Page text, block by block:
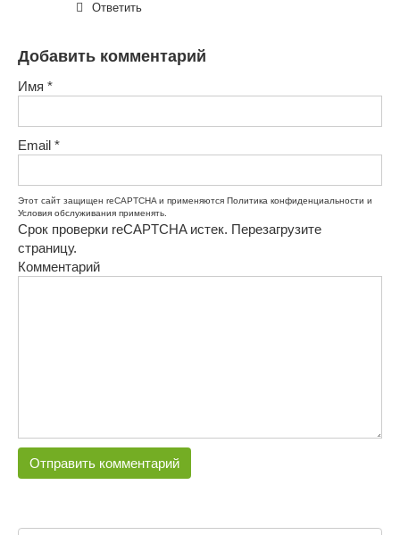
Ответить
Добавить комментарий
Имя *
Email *
Этот сайт защищен reCAPTCHA и применяются Политика конфиденциальности и
Условия обслуживания применять.
Срок проверки reCAPTCHA истек. Перезагрузите
страницу.
Комментарий